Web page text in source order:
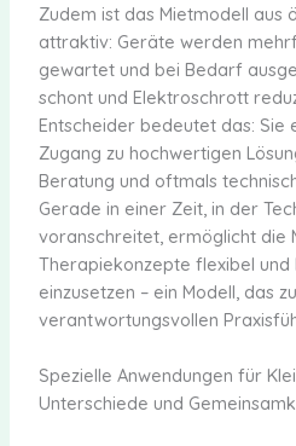
Zudem ist das Mietmodell aus
attraktiv: Geräte werden
gewartet und bei Bedarf
schont und Elektroschrott
Entscheider bedeutet das: Sie
Zugang zu hochwertigen
Beratung und oftmals
Gerade in einer Zeit, in der
voranschreitet, ermöglicht die
Therapiekonzepte flexibel
einzusetzen – ein Modell, das
verantwortungsvollen
Spezielle Anwendungen für
Unterschiede und